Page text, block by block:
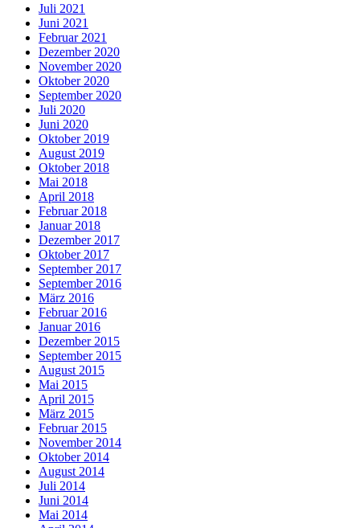
Juli 2021
Juni 2021
Februar 2021
Dezember 2020
November 2020
Oktober 2020
September 2020
Juli 2020
Juni 2020
Oktober 2019
August 2019
Oktober 2018
Mai 2018
April 2018
Februar 2018
Januar 2018
Dezember 2017
Oktober 2017
September 2017
September 2016
März 2016
Februar 2016
Januar 2016
Dezember 2015
September 2015
August 2015
Mai 2015
April 2015
März 2015
Februar 2015
November 2014
Oktober 2014
August 2014
Juli 2014
Juni 2014
Mai 2014